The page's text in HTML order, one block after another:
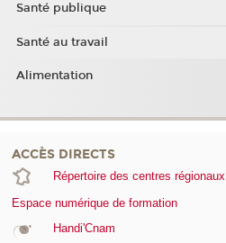
Santé publique
Santé au travail
Alimentation
ACCÈS DIRECTS
Répertoire des centres régionaux
Espace numérique de formation
Handi'Cnam